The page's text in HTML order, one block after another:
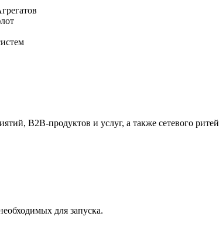
В2В-продуктов и услуг, а также сетевого
для запуска.